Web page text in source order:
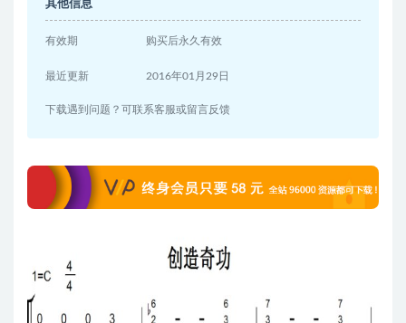
其他信息
有效期 购买后永久有效
最近更新 2016年01月29日
下载遇到问题？可联系客服或留言反馈